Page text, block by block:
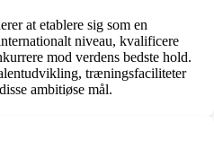
at etablere sig som en
niveau, kvalificere
mod verdens bedste hold.
træningsfaciliteter
ambitiøse mål.